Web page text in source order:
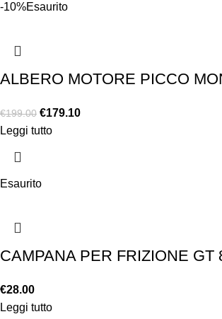
-10%Esaurito
ALBERO MOTORE PICCO
€199.00 €179.10
Leggi tutto
Esaurito
CAMPANA PER FRIZIONE GT
€28.00
Leggi tutto